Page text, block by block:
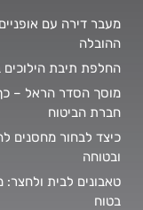
מעבר דירה עם
ההובלה
החלפת תיבת הילוכים בשנת 2026: עלויות, סוגים
מוסך הסדר הראל – כך
חברת הביטוח
כיצד לבחור מחסנים
ובטוחה
טאבונים לבית
בטוח